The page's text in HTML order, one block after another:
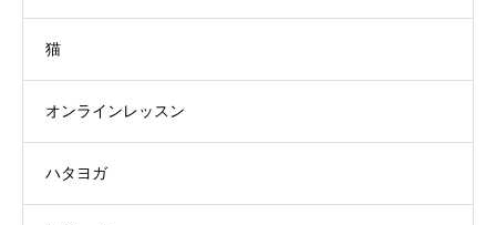
猫
オンラインレッスン
ハタヨガ